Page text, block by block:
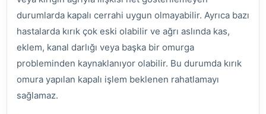
durumlarda kapalı cerrahi uygun olmayabilir. Ayrıca bazı
hastalarda kırık çok eski olabilir ve ağrı aslında kas,
eklem, kanal darlığı veya başka bir omurga
probleminden kaynaklanıyor olabilir. Bu durumda kırık
omura yapılan kapalı işlem beklenen rahatlamayı
sağlamaz.